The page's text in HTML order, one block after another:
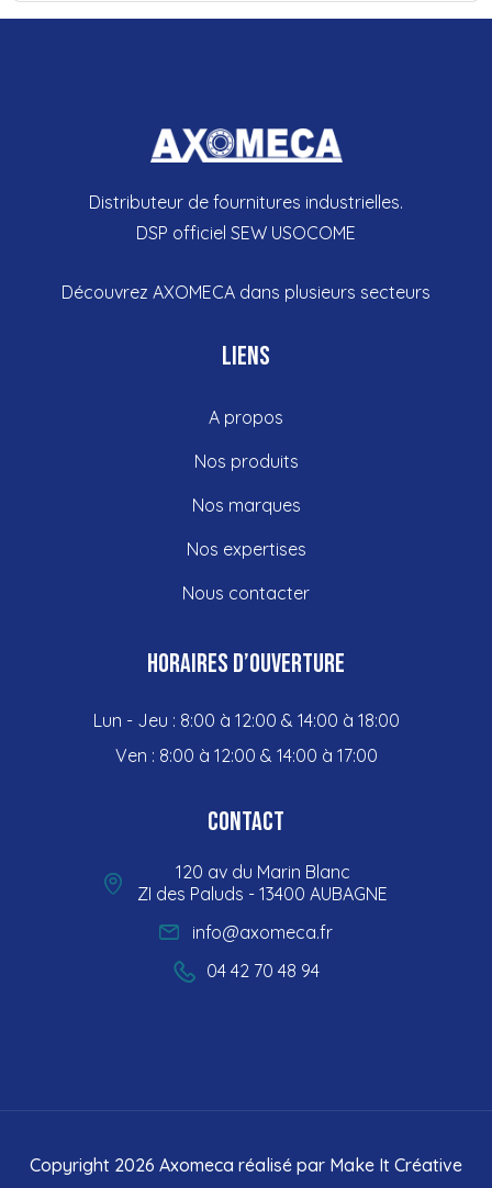
Distributeur de fournitures industrielles.
DSP officiel SEW USOCOME
Découvrez AXOMECA dans plusieurs secteurs
Liens
A propos
Nos produits
Nos marques
Nos expertises
Nous contacter
Horaires d’ouverture
Lun - Jeu : 8:00 à 12:00 & 14:00 à 18:00
Ven : 8:00 à 12:00 & 14:00 à 17:00
Contact
120 av du Marin Blanc
ZI des Paluds - 13400 AUBAGNE
info@axomeca.fr
04 42 70 48 94
Copyright 2026 Axomeca réalisé par Make It Créative